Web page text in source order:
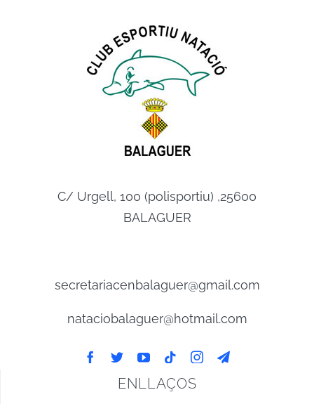
C/ Urgell, 100 (polisportiu) ,25600
BALAGUER
secretariacenbalaguer@gmail.com
nataciobalaguer@hotmail.com
ENLLAÇOS